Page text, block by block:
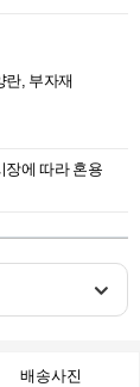
란, 부자재
장에 따라 혼용
배송사진